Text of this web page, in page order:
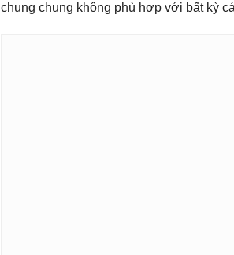
chung chung không phù hợp với bất kỳ